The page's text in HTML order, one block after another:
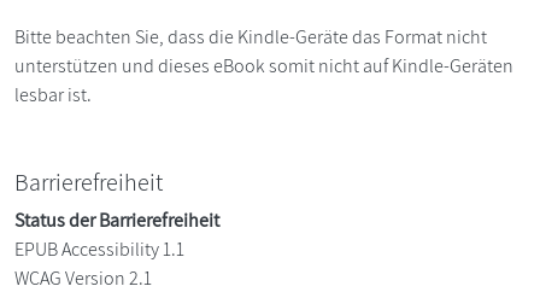
Bitte beachten Sie, dass die Kindle-Geräte das Format nicht
unterstützen und dieses eBook somit nicht auf Kindle-Geräten
lesbar ist.
Barrierefreiheit
Status der Barrierefreiheit
EPUB Accessibility 1.1
WCAG Version 2.1